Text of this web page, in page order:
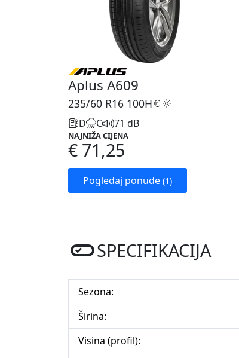
Aplus A609
235/60 R16 100H
D C 71 dB
NAJNIŽA CIJENA
€ 71,25
Pogledaj ponude (1)
SPECIFIKACIJA
Sezona:
Širina:
Visina (profil):